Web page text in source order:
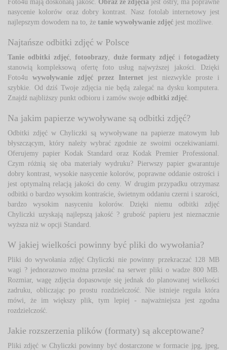
Foto4u mają doskonałą jakość. Obraz ze zdjęcia jest ostry, ma poprawne
nasycenie kolorów oraz dobry kontrast. Nasz fotolab internetowy jest
najlepszym dowodem na to, że tanie wywoływanie zdjęć jest możliwe.
Najtańsze odbitki zdjęć w Polsce
Tanie odbitki zdjęć, fotoobrazy, duże formaty zdjęć i fotogadżety
stanowią kompleksową ofertę foto usług najwyższej jakości. Dzięki
Foto4u wywoływanie zdjęć przez Internet jest niezwykle proste i
szybkie. Od dziś Twoje zdjęcia nie będą zalegać na dysku komputera.
Znajdź najbliższy punkt odbioru i zamów swoje odbitki zdjęć.
Na jakim papierze wywoływane są odbitki zdjęć?
Odbitki zdjęć w Chyliczki są wywoływane na papierze matowym lub
błyszczącym, który należy wybrać zgodnie ze swoimi oczekiwaniami.
Oferujemy papier Kodak Standard oraz Kodak Premier Professional.
Czym różnią się oba materiały wydruku? Pierwszy papier gwarantuje
dobry kontrast, wysokie nasycenie kolorów, poprawne oddanie ostrości i
jest optymalną relacją jakości do ceny. W drugim przypadku otrzymasz
odbitki o bardzo wysokim kontraście, świetnym oddaniu czerni i szarości,
bardzo wysokim nasyceniu kolorów. Dzięki niemu odbitki zdjęć
Chyliczki uzyskają najlepszą jakość ? grubość papieru jest nieznacznie
wyższa niż w opcji Standard.
W jakiej wielkości powinny być pliki do wywołania?
Pliki do wywołania zdjęć Chyliczki nie powinny przekraczać 128 MB
wagi ? jednorazowo można przesłać na serwer pliki o wadze 800 MB.
Rozmiar, wagę zdjęcia dopasowuje się jednak do planowanej wielkości
zadruku, obliczając po prostu rozdzielczość. Nie istnieje reguła która
mówi, że im większy plik, tym lepiej - najważniejsza jest zgodna
rozdzielczość.
Jakie rozszerzenia plików (formaty) są akceptowane?
Pliki zdjęć w Chyliczki powinny być dostarczone w formacie jpg, jpeg,